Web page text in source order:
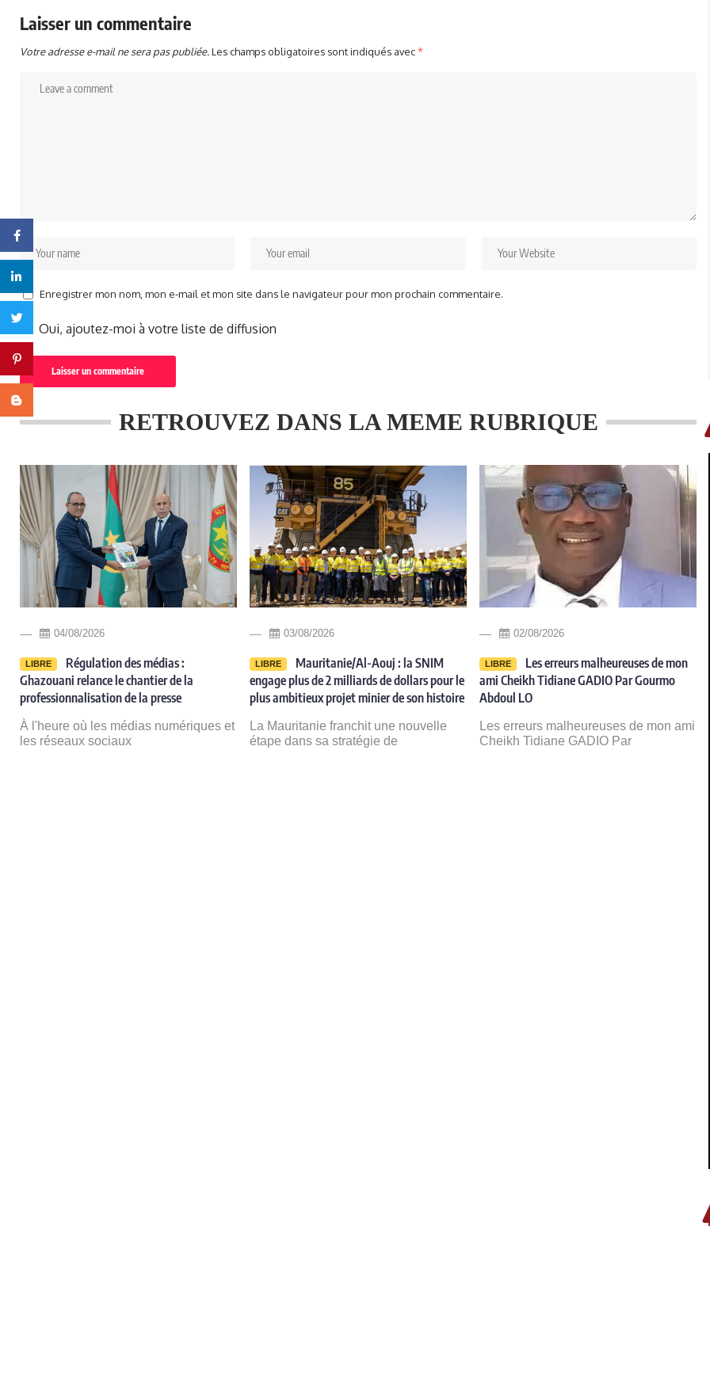
Pinterest
Laisser un commentaire
Votre adresse e-mail ne sera pas publiée.Les champs obligatoires sont indiqués avec*
Enregistrer mon nom, mon e-mail et mon site dans le navigateur pour mon prochain commentaire.
Oui, ajoutez-moi à votre liste de diffusion
RETROUVEZ DANS LA MEME RUBRIQUE
04/08/2026
LIBRE
Régulation des médias :
Ghazouani relance le chantier de la
professionnalisation de la presse
À l'heure où les médias numériques et
les réseaux sociaux
03/08/2026
LIBRE
Mauritanie/Al-Aouj : la SNIM
engage plus de 2 milliards de dollars pour le
plus ambitieux projet minier de son histoire
La Mauritanie franchit une nouvelle
étape dans sa stratégie de
02/08/2026
LIBRE
Les erreurs malheureuses de mon
ami Cheikh Tidiane GADIO Par Gourmo
Abdoul LO
Les erreurs malheureuses de mon ami
Cheikh Tidiane GADIO Par